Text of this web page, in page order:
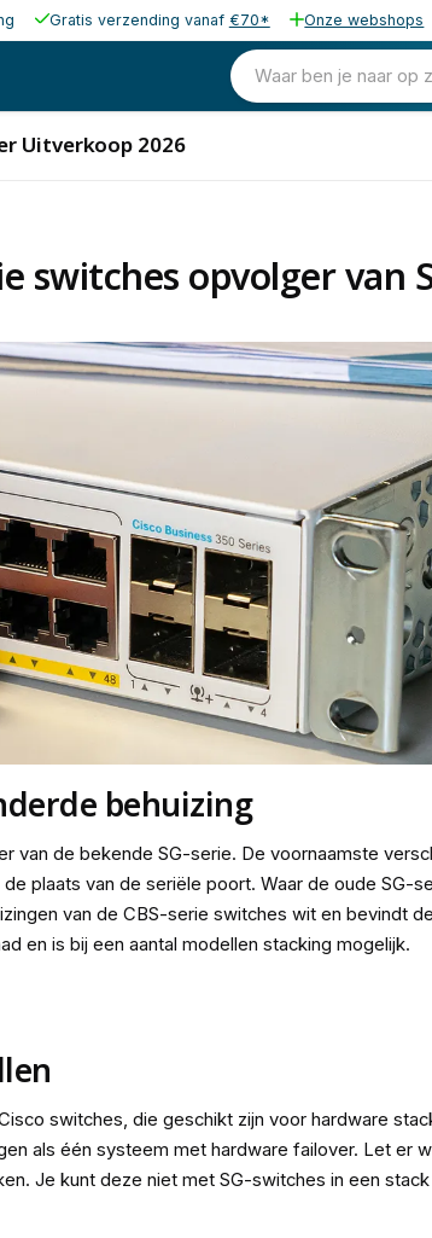
Gratis verzending vanaf €70* Onze webshops
Waar ben je naar op
Uitverkoop 2026
switches opvolger van
behuizing
van de bekende SG-serie. De voornaamste
plaats van de seriële poort. Waar de oude SG-
van de CBS-serie switches wit en bevindt
en is bij een aantal modellen stacking mogelijk.
switches, die geschikt zijn voor hardware
als één systeem met hardware failover. Let er
Je kunt deze niet met SG-switches in een